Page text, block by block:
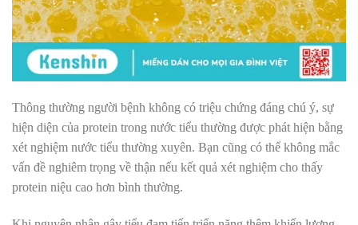
Thông thường người bệnh không có triệu chứng đáng chú ý, sự
hiện diện của protein trong nước tiểu thường được phát hiện bằng
xét nghiệm nước tiểu thường xuyên. Bạn cũng có thể không mắc
vấn đề nghiêm trọng về thận nếu kết quả xét nghiệm cho thấy
protein niệu cao hơn bình thường.